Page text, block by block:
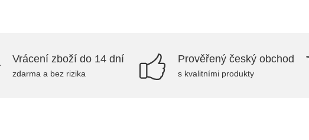
Vrácení zboží do 14 dní
zdarma a bez rizika
Prověřený český obchod
s kvalitními produkty